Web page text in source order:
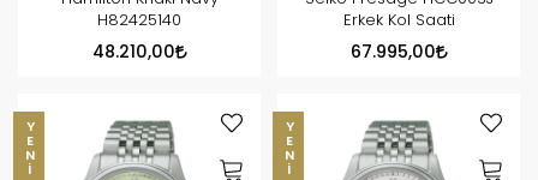
H82425140
48.210,00
Erkek Kol Saati
67.995,00
YENI YENI